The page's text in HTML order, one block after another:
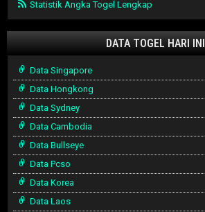
Statistik Angka Togel Lengkap
DATA TOGEL HARI INI
Data Singapore
Data Hongkong
Data Sydney
Data Cambodia
Data Bullseye
Data Pcso
Data Korea
Data Laos